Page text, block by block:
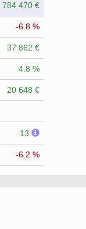
784 470 €
-6.8 %
37 862 €
4.8 %
20 648 €
13
-6.2 %